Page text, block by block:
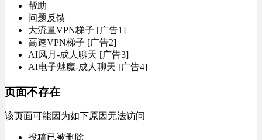
帮助
问题反馈
大流量VPN梯子 [广告1]
高速VPN梯子 [广告2]
AI风月-成人聊天 [广告3]
AI电子魅魔-成人聊天 [广告4]
页面不存在
该页面可能因为如下原因无法访问
投稿已被删除